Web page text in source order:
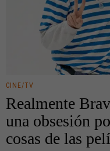
CINE/TV
Realmente
una obsesión
cosas de las